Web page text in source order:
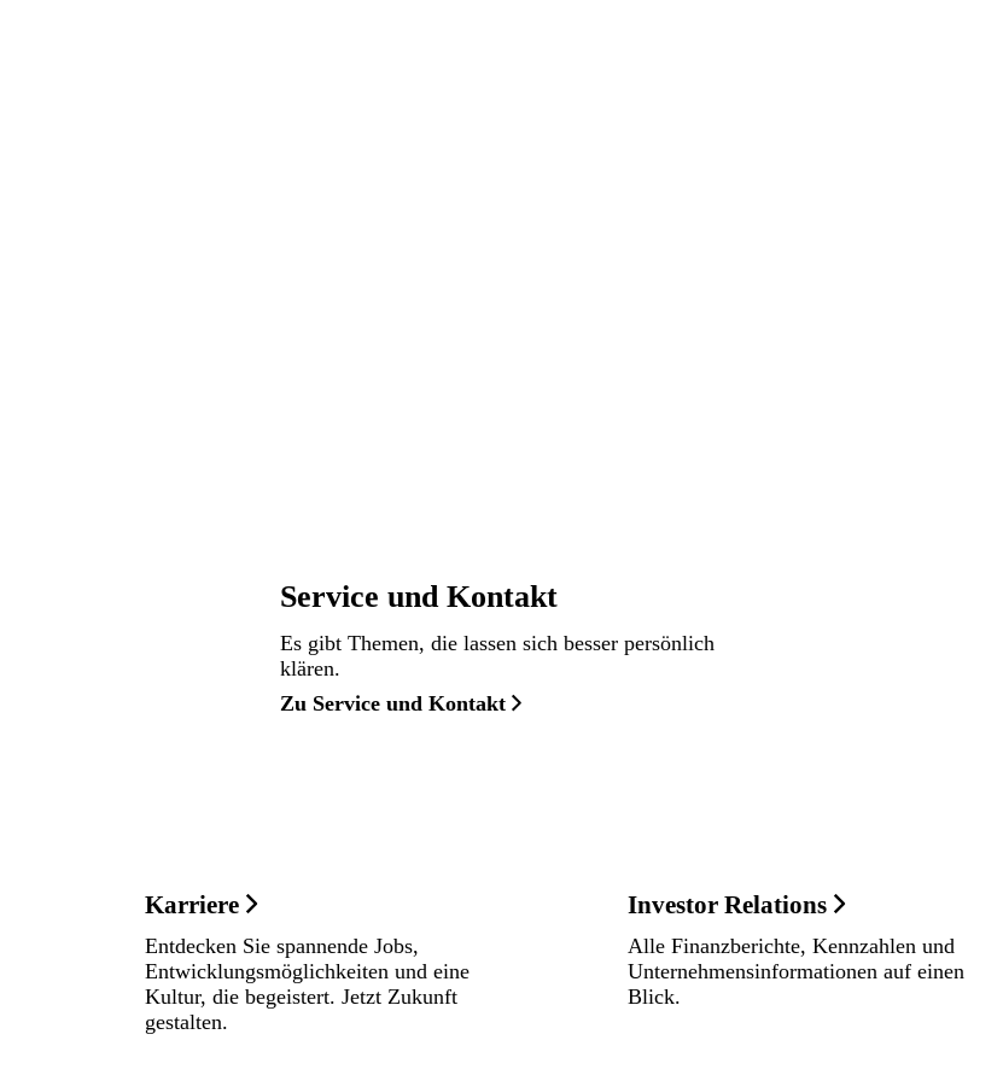
Service und Kontakt
Es gibt Themen, die lassen sich besser persönlich
klären.
Zu Service und Kontakt
Karriere
Entdecken Sie spannende Jobs,
Entwicklungsmöglichkeiten und eine
Kultur, die begeistert. Jetzt Zukunft
gestalten.
Investor Relations
Alle Finanzberichte, Kennzahlen und
Unternehmensinformationen auf einen
Blick.